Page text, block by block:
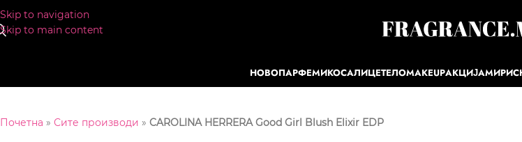
Skip to navigation
Skip to main content
НОВОПАРФЕМИКОСАЛИЦЕТЕЛОMAKEUPАКЦИЈА
Почетна » Сите производи » CAROLINA HERRERA Good Girl Blush Elixir EDP